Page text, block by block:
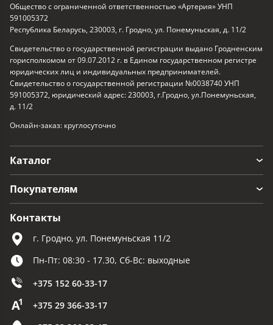
Общество с ограниченной ответственностью «Артерия» УНП
591005372
Республика Беларусь, 230003, г. Гродно, ул. Понемуньская, д. 11/2
Свидетельство о государственной регистрации выдано Гродненским
горисполкомом от 09.07.2012 г. в Едином государственном регистре
юридических лиц и индивидуальных предпринимателей.
Свидетельство о государственной регистрации №0038740 УНП
591005372, юридический адрес: 230003, г.Гродно, ул.Понемуньская,
д. 11/2
Онлайн-заказ: круглосуточно
Каталог
Покупателям
Контакты
г. Гродно, ул. Понемуньская 11/2
Пн-Пт: 08:30 - 17.30, Сб-Вс: выходные
+375 152 60-33-17
+375 29 366-33-17